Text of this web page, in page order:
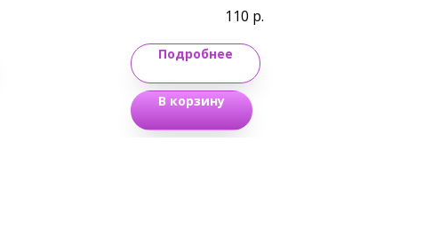
110 р.
Подробнее
В корзину